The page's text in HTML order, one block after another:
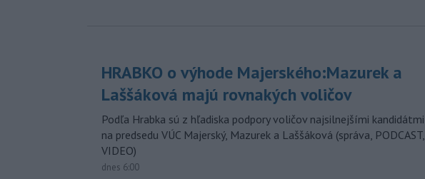
HRABKO o výhode Majerského:Mazurek a
Laššáková majú rovnakých voličov
Podľa Hrabka sú z hľadiska podpory voličov najsilnejšími kandidátmi
na predsedu VÚC Majerský, Mazurek a Laššáková (správa, PODCAST,
VIDEO)
dnes 6:00